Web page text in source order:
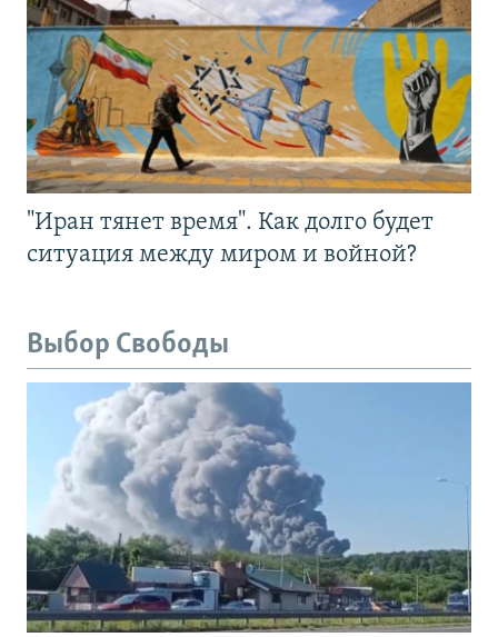
"Иран тянет время". Как долго будет
ситуация между миром и войной?
Выбор Свободы